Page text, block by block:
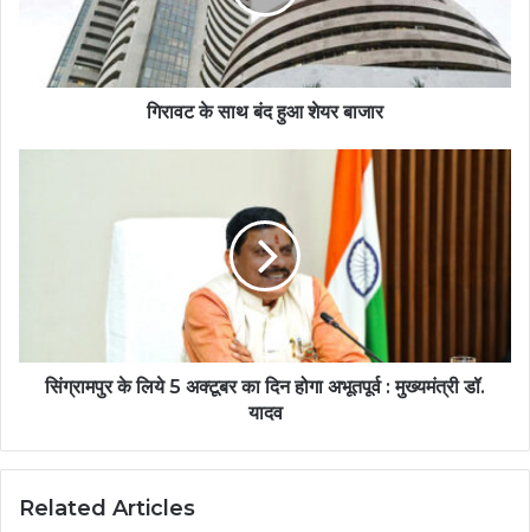
गिरावट के साथ बंद हुआ शेयर बाजार
सिंग्रामपुर के लिये 5 अक्टूबर का दिन होगा अभूतपूर्व : मुख्यमंत्री डॉ.
यादव
Related Articles